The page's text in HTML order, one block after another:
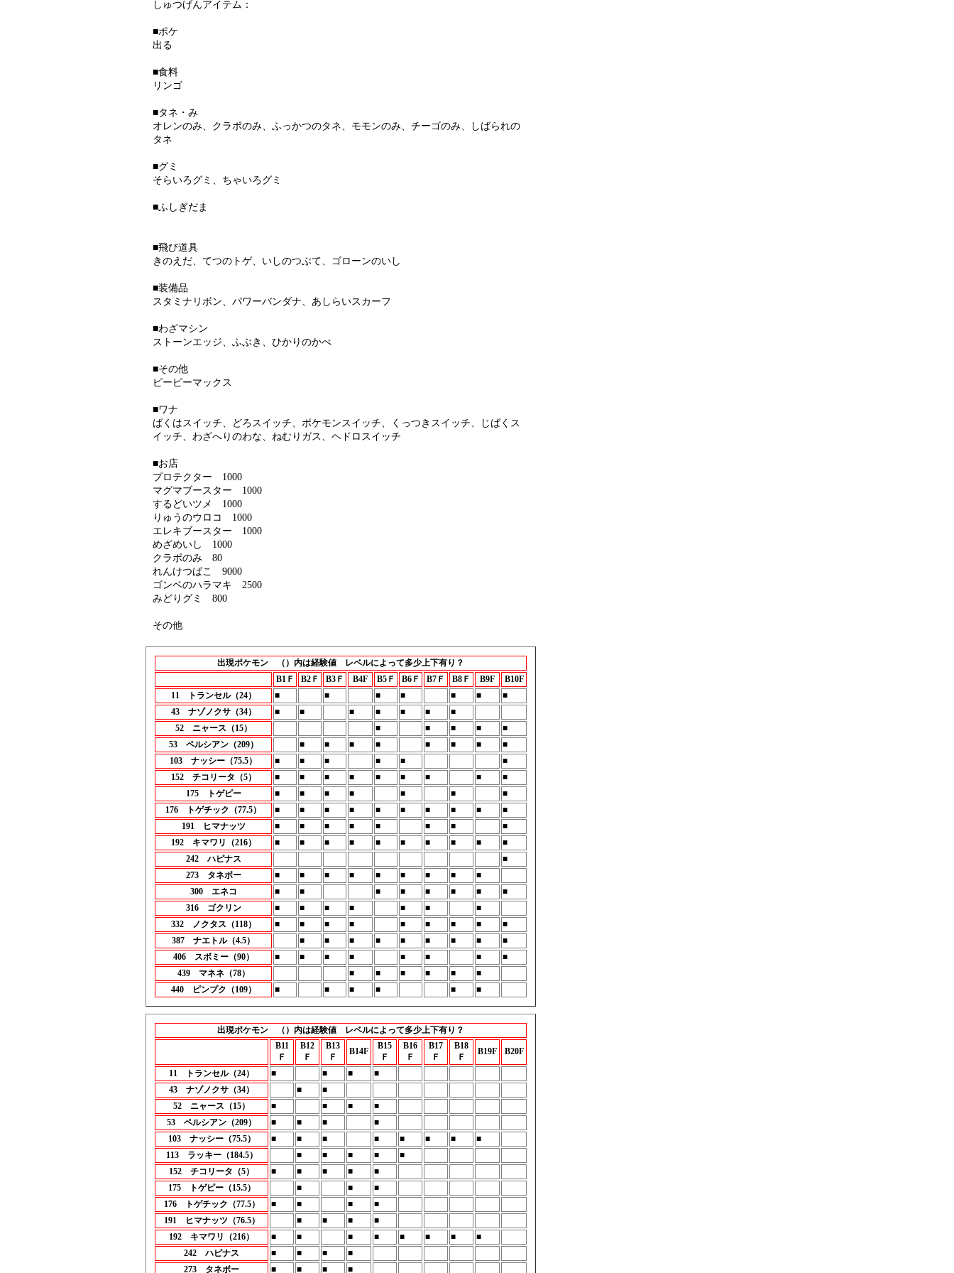
しゅつげんアイテム：
■ポケ
出る
■食料
リンゴ
■タネ・み
オレンのみ、クラボのみ、ふっかつのタネ、モモンのみ、チーゴのみ、しばられの
タネ
■グミ
そらいろグミ、ちゃいろグミ
■ふしぎだま
■飛び道具
きのえだ、てつのトゲ、いしのつぶて、ゴローンのいし
■装備品
スタミナリボン、パワーバンダナ、あしらいスカーフ
■わざマシン
ストーンエッジ、ふぶき、ひかりのかべ
■その他
ピーピーマックス
■ワナ
ばくはスイッチ、どろスイッチ、ポケモンスイッチ、くっつきスイッチ、じばくス
イッチ、わざへりのわな、ねむりガス、ヘドロスイッチ
■お店
プロテクター 1000
マグマブースター 1000
するどいツメ 1000
りゅうのウロコ 1000
エレキブースター 1000
めざめいし 1000
クラボのみ 80
れんけつばこ 9000
ゴンベのハラマキ 2500
みどりグミ 800
その他
出現ポケモン （）内は経験値 レベルによって多少上下有り？
B1Ｆ
B2Ｆ B3Ｆ B4F B5Ｆ B6Ｆ B7Ｆ B8Ｆ B9F
B10F
11 トランセル（24）
■ ■ ■ ■ ■ ■
■
43 ナゾノクサ（34）
■ ■ ■ ■ ■ ■
■
52 ニャース（15）
■ ■ ■ ■
■
53 ペルシアン（209）
■ ■ ■ ■ ■ ■ ■
■
103 ナッシー（75.5）
■ ■ ■ ■ ■
■
152 チコリータ（5）
■ ■ ■ ■ ■ ■ ■ ■
■
175 トゲピー
■ ■ ■ ■ ■ ■
■
176 トゲチック（77.5）
■ ■ ■ ■ ■ ■ ■ ■ ■
■
191 ヒマナッツ
■ ■ ■ ■ ■ ■ ■
■
192 キマワリ（216）
■ ■ ■ ■ ■ ■ ■ ■ ■
■
242 ハピナス
■
273 タネボー
■ ■ ■ ■ ■ ■ ■ ■
■
300 エネコ
■ ■ ■ ■ ■ ■ ■
■
316 ゴクリン
■ ■ ■ ■ ■ ■
■
332 ノクタス（118）
■ ■ ■ ■ ■ ■ ■ ■
■
387 ナエトル（4.5）
■ ■ ■ ■ ■ ■ ■ ■
■
406 スボミー（90）
■ ■ ■ ■ ■ ■ ■
■
439 マネネ（78）
■ ■ ■ ■ ■
■
440 ピンプク（109）
■ ■ ■ ■ ■ ■
出現ポケモン （）内は経験値 レベルによって多少上下有り？
B11
Ｆ
B12
Ｆ
B13
Ｆ
B14F
B15
Ｆ
B16
Ｆ
B17
Ｆ
B18
Ｆ
B19F B20F
11 トランセル（24） ■ ■ ■
■
43 ナゾノクサ（34）
■
■
52 ニャース（15）
■ ■ ■
■
53 ペルシアン（209）
■ ■ ■
■
103 ナッシー（75.5）
■ ■ ■ ■ ■ ■ ■
■
113 ラッキー（184.5）
■ ■ ■ ■
■
152 チコリータ（5）
■ ■ ■ ■
■
175 トゲピー（15.5）
■ ■
■
176 トゲチック（77.5）
■ ■ ■
■
191 ヒマナッツ（76.5）
■ ■ ■
■
192 キマワリ（216）
■ ■ ■ ■ ■ ■ ■
■
242 ハピナス
■ ■ ■
■
273 タネボー
■ ■ ■ ■